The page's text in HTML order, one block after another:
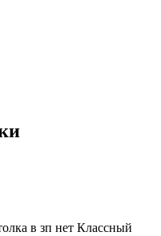
в зп нет Классный